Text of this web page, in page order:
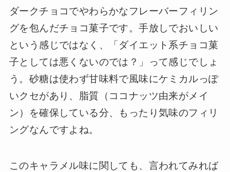
ダークチョコでやわらかなフレーバーフィリン
グを包んだチョコ菓子です。手放しでおいしい
という感じではなく、「ダイエット系チョコ菓
子としては悪くないのでは？」って感じでしょ
う。砂糖は使わず甘味料で風味にケミカルっぽ
いクセがあり、脂質（ココナッツ由来がメイ
ン）を確保している分、もったり気味のフィリ
ングなんですよね。
このキャラメル味に関しても、言われてみれば